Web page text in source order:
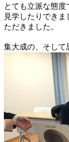
とても立派な態度
見学したりでき
ただきました。
集大成の、そして